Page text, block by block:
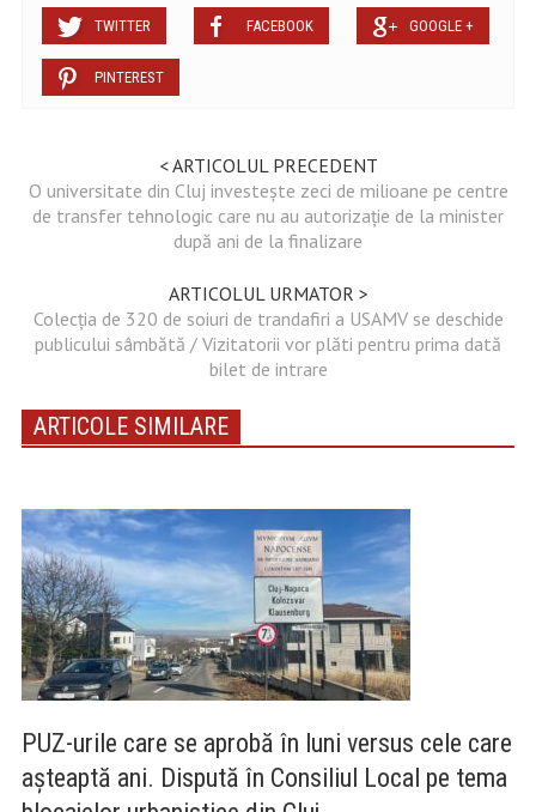
TWITTER FACEBOOK GOOGLE +
PINTEREST
< ARTICOLUL PRECEDENT
O universitate din Cluj investește zeci de milioane pe centre
de transfer tehnologic care nu au autorizație de la minister
după ani de la finalizare
ARTICOLUL URMATOR >
Colecția de 320 de soiuri de trandafiri a USAMV se deschide
publicului sâmbătă / Vizitatorii vor plăti pentru prima dată
bilet de intrare
ARTICOLE SIMILARE
PUZ-urile care se aprobă în luni versus cele care
așteaptă ani. Dispută în Consiliul Local pe tema